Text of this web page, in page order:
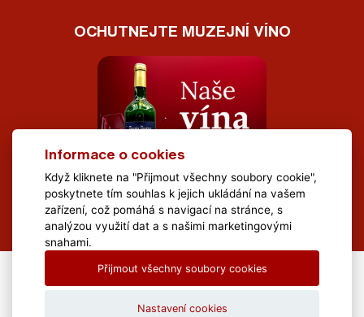
OCHUTNEJTE MUZEJNÍ VÍNO
All Rights Reserved Muzeum Brněnska © 2020, Webdesign by
Informace o cookies
Když kliknete na "Přijmout všechny soubory cookie",
poskytnete tím souhlas k jejich ukládání na vašem
zařízení, což pomáhá s navigací na stránce, s
analýzou využití dat a s našimi marketingovými
snahami.
Přijmout všechny soubory cookies
Nastavení cookies